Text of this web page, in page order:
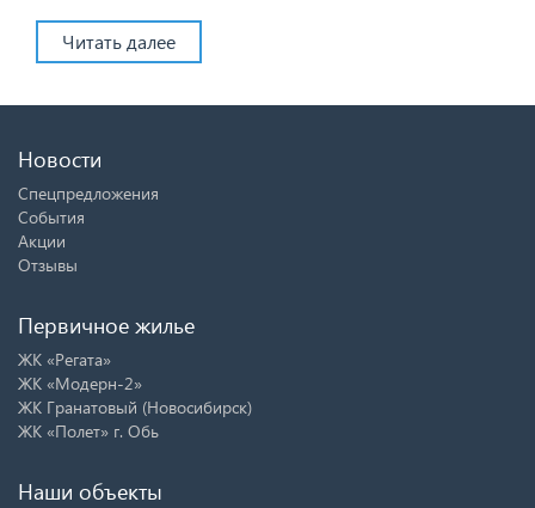
Читать далее
Новости
Спецпредложения
События
Акции
Отзывы
Первичное жилье
ЖК «Регата»
ЖК «Модерн-2»
ЖК Гранатовый (Новосибирск)
ЖК «Полет» г. Обь
Наши объекты